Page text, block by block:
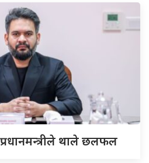
थाले छलफल